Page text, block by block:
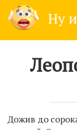
content
Ну
Дожив до